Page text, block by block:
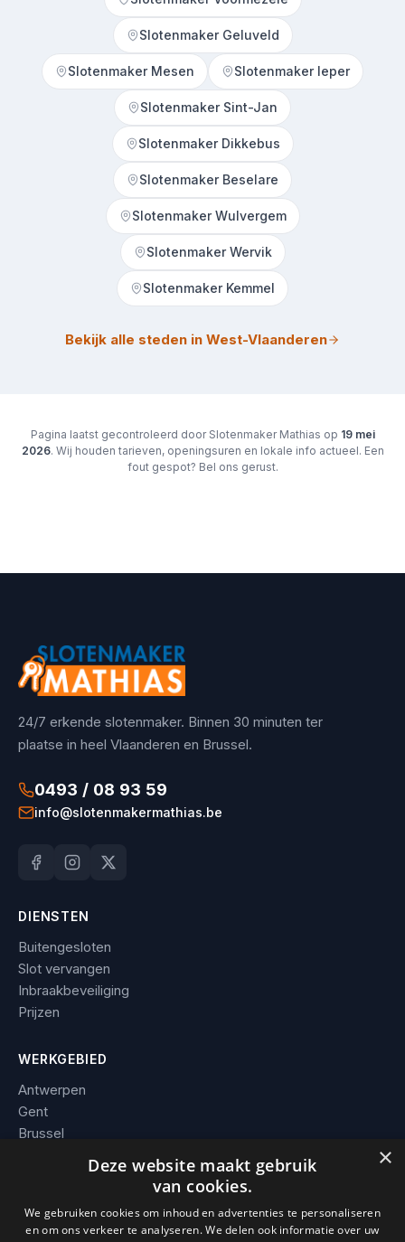
Slotenmaker Geluveld
Slotenmaker Mesen Slotenmaker Ieper
Slotenmaker Sint-Jan
Slotenmaker Dikkebus
Slotenmaker Beselare
Slotenmaker Wulvergem
Slotenmaker Wervik
Slotenmaker Kemmel
Bekijk alle steden in West-Vlaanderen
Pagina laatst gecontroleerd door Slotenmaker Mathias op 19 mei
2026. Wij houden tarieven, openingsuren en lokale info actueel. Een
fout gespot? Bel ons gerust.
24/7 erkende slotenmaker. Binnen 30 minuten ter
plaatse in heel Vlaanderen en Brussel.
0493 / 08 93 59
info@slotenmakermathias.be
DIENSTEN
Buitengesloten
Slot vervangen
Inbraakbeveiliging
Prijzen
WERKGEBIED
Antwerpen
Gent
Brussel
Alle steden →
BEDRIJF
×
Deze website maakt gebruik
van cookies.
We gebruiken cookies om inhoud en advertenties te personaliseren
en om ons verkeer te analyseren. We delen ook informatie over uw